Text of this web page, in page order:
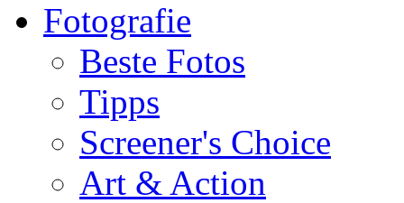
Fotografie
Beste Fotos
Tipps
Screener's Choice
Art & Action